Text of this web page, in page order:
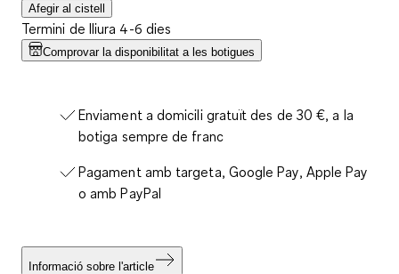
Afegir al cistell
Termini de lliura 4-6 dies
Comprovar la disponibilitat a les botigues
Enviament a domicili gratuït des de 30 €, a la
botiga sempre de franc
Pagament amb targeta, Google Pay, Apple Pay
o amb PayPal
Informació sobre l'article